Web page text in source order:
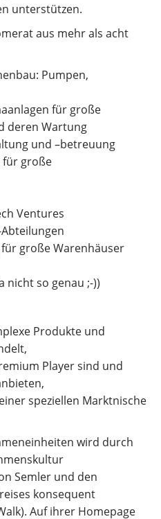
unterstützen.
aus mehr als acht
Pumpen,
für große
deren Wartung
und –betreuung
für große
Ventures
große Warenhäuser
nicht so genau ;-))
Produkte und
Player sind und
speziellen Marktnische
wird durch
Semler und den
konsequent
Auf ihrer Homepage